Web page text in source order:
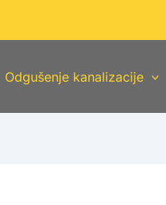
Odgušenje kanalizacije